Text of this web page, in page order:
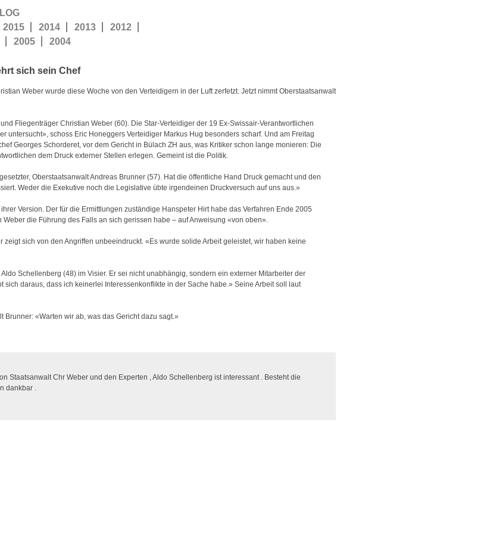
2015 2014 2013
2012
2005 2004
sich sein Chef
Weber wurde diese Woche von den Verteidigern in der Luft zerfetzt. Jetzt nimmt Oberstaatsanwalt
Fliegenträger Christian Weber (60). Die Star-Verteidiger der 19 Ex-Swissair-Verantwortlichen
untersucht», schoss Eric Honeggers Verteidiger Markus Hug besonders scharf. Und am Freitag
Georges Schorderet, vor dem Gericht in Bülach ZH aus, was Kritiker schon lange monieren: Die
dem Druck externer Stellen erlegen. Gemeint ist die Politik.
Oberstaatsanwalt Andreas Brunner (57). Hat die öffentliche Hand Druck gemacht und den
Weder die Exekutive noch die Legislative übte irgendeinen Druckversuch auf uns aus.»
Version. Der für die Ermittlungen zuständige Hanspeter Hirt habe das Verfahren Ende 2005
die Führung des Falls an sich gerissen habe – auf Anweisung «von oben».
sich von den Angriffen unbeeindruckt. «Es wurde solide Arbeit geleistet, wir haben keine
Schellenberg (48) im Visier. Er sei nicht unabhängig, sondern ein externer Mitarbeiter der
daraus, dass ich keinerlei Interessenkonflikte in der Sache habe.» Seine Arbeit soll laut
«Warten wir ab, was das Gericht dazu sagt.»
Staatsanwalt Chr Weber und den Experten , Aldo Schellenberg ist interessant . Besteht die
dankbar .